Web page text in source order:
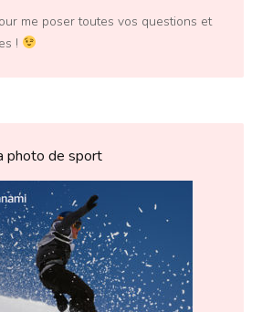
me poser toutes vos questions et
!
photo de sport